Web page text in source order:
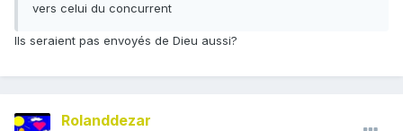
vers celui du concurrent
Ils seraient pas envoyés de Dieu aussi?
Rolanddezar